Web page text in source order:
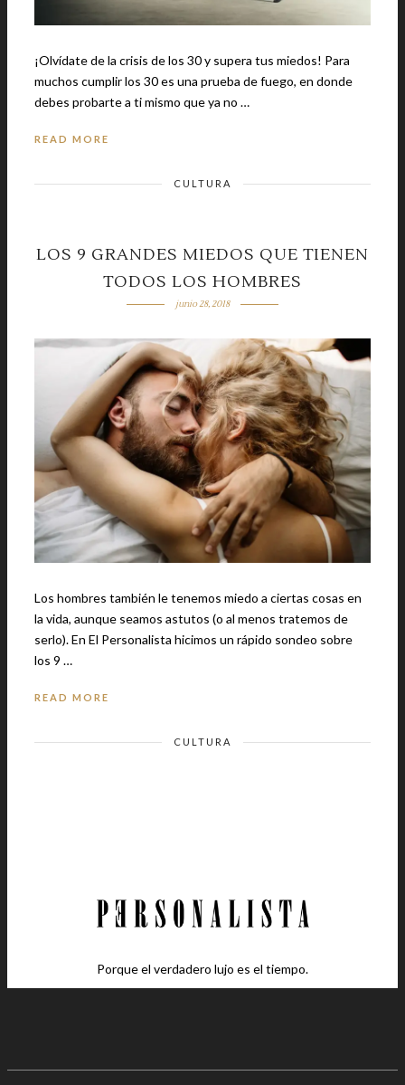
¡Olvídate de la crisis de los 30 y supera tus miedos! Para
muchos cumplir los 30 es una prueba de fuego, en donde
debes probarte a ti mismo que ya no …
READ MORE
CULTURA
LOS 9 GRANDES MIEDOS QUE TIENEN
TODOS LOS HOMBRES
junio 28, 2018
Los hombres también le tenemos miedo a ciertas cosas en
la vida, aunque seamos astutos (o al menos tratemos de
serlo). En El Personalista hicimos un rápido sondeo sobre
los 9 …
READ MORE
CULTURA
Porque el verdadero lujo es el tiempo.